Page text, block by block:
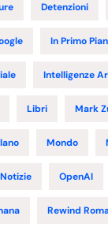
Detenzioni
In Primo
Intelligenze
Libri Mark
Mondo
Notizie OpenAI
Rewind